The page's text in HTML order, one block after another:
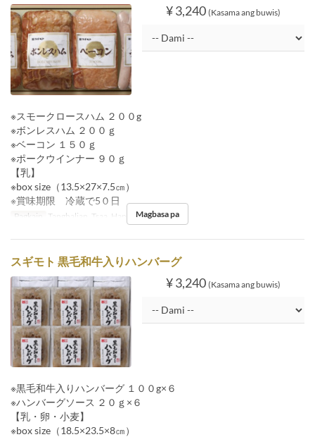
¥ 3,240 (Kasama ang buwis)
※スモークロースハム ２００g
※ボンレスハム ２００ｇ
※ベーコン １５０ｇ
※ポークウインナー ９０ｇ
【乳】
※box size（13.5×27×7.5㎝）
※賞味期限 冷蔵で5０日
Pagkain Tanghalian, Tsaa, HapunanMagbasa pa
スギモト 黒毛和牛入りハンバーグ
¥ 3,240 (Kasama ang buwis)
※黒毛和牛入りハンバーグ １００g×６
※ハンバーグソース ２０ｇ×６
【乳・卵・小麦】
※box size（18.5×23.5×8㎝）